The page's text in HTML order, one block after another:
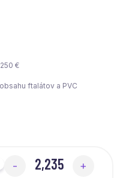
€
ftalátov a PVC
- +